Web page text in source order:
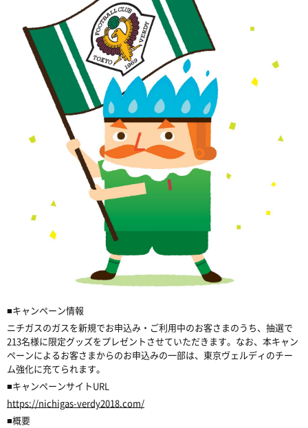
■キャンペーン情報
ニチガスのガスを新規でお申込み・ご利用中のお客さまのうち、抽選で
213名様に限定グッズをプレゼントさせていただきます。なお、本キャン
ペーンによるお客さまからのお申込みの一部は、東京ヴェルディのチー
ム強化に充てられます。
■キャンペーンサイトURL
https://nichigas-verdy2018.com/
■概要